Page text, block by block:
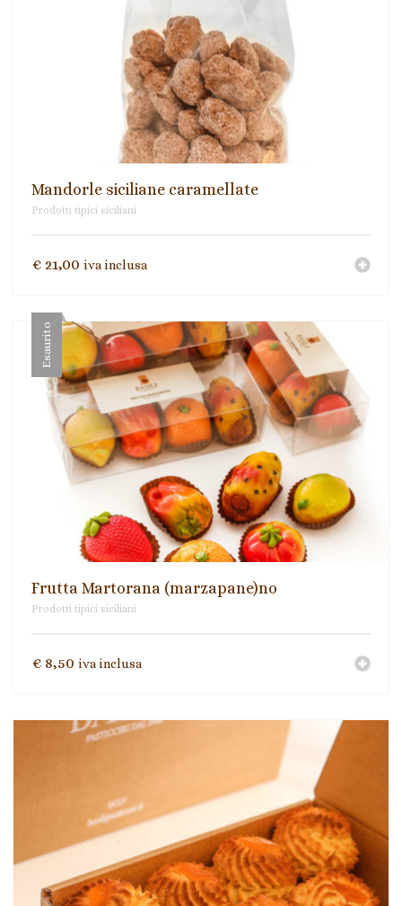
Biscotti Integrali Senza Olio di Palma
Paste di mandorla
Torroni
Mandorle siciliane caramellate
Prodotti tipici siciliani
€ 21,00 iva inclusa
Esaurito
Frutta Martorana (marzapane)no
Prodotti tipici siciliani
€ 8,50 iva inclusa